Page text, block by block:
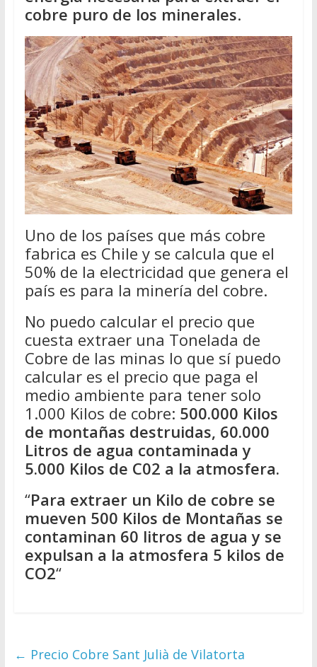
cobre puro de los minerales.
Uno de los países que más cobre
fabrica es Chile y se calcula que el
50% de la electricidad que genera el
país es para la minería del cobre.
No puedo calcular el precio que
cuesta extraer una Tonelada de
Cobre de las minas lo que sí puedo
calcular es el precio que paga el
medio ambiente para tener solo
1.000 Kilos de cobre: 500.000 Kilos
de montañas destruidas, 60.000
Litros de agua contaminada y
5.000 Kilos de C02 a la atmosfera.
“Para extraer un Kilo de cobre se
mueven 500 Kilos de Montañas se
contaminan 60 litros de agua y se
expulsan a la atmosfera 5 kilos de
CO2“
← Precio Cobre Sant Julià de Vilatorta